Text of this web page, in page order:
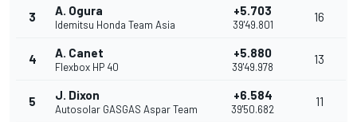
3 A. Ogura
Idemitsu Honda Team Asia
+5.703
39'49.801
16
4 A. Canet
Flexbox HP 40
+5.880
39'49.978
13
5 J. Dixon
Autosolar GASGAS Aspar Team
+6.584
39'50.682
11